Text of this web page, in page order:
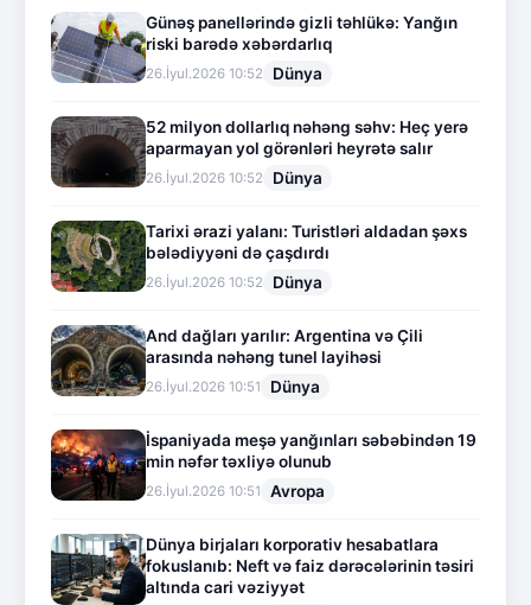
Günəş panellərində gizli təhlükə: Yanğın
riski barədə xəbərdarlıq
26.İyul.2026 10:52 Dünya
52 milyon dollarlıq nəhəng səhv: Heç yerə
aparmayan yol görənləri heyrətə salır
26.İyul.2026 10:52 Dünya
Tarixi ərazi yalanı: Turistləri aldadan şəxs
bələdiyyəni də çaşdırdı
26.İyul.2026 10:52 Dünya
And dağları yarılır: Argentina və Çili
arasında nəhəng tunel layihəsi
26.İyul.2026 10:51 Dünya
İspaniyada meşə yanğınları səbəbindən 19
min nəfər təxliyə olunub
26.İyul.2026 10:51 Avropa
Dünya birjaları korporativ hesabatlara
fokuslanıb: Neft və faiz dərəcələrinin təsiri
altında cari vəziyyət